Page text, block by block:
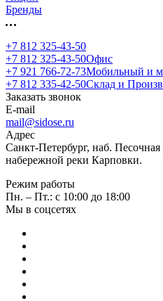
Бренды
+7 812 325-43-50
+7 812 325-43-50Офис
+7 921 766-72-73Мобильный и
+7 812 335-42-50Склад и
Заказать звонок
E-mail
mail@sidose.ru
Адрес
Санкт-Петербург, наб.
набережной реки Карповки.
Режим работы
Пн. – Пт.: с 10:00 до 18:00
Мы в соцсетях